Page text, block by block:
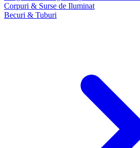
Corpuri & Surse de Iluminat
Becuri & Tuburi